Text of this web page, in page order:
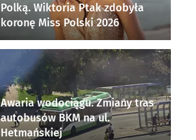
Polką. Wiktoria Ptak zdobyła
koronę Miss Polski 2026
Awaria wodociągu. Zmiany tras
autobusów BKM na ul.
Hetmańskiej